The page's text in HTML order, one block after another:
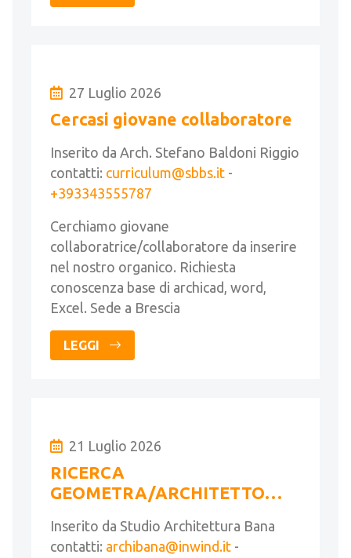
27 Luglio 2026
Cercasi giovane collaboratore
Inserito da Arch. Stefano Baldoni Riggio
contatti: curriculum@sbbs.it -
+393343555787
Cerchiamo giovane
collaboratrice/collaboratore da inserire
nel nostro organico. Richiesta
conoscenza base di archicad, word,
Excel. Sede a Brescia
LEGGI
21 Luglio 2026
RICERCA
GEOMETRA/ARCHITETTO
Inserito da Studio Architettura Bana
contatti: archibana@inwind.it -